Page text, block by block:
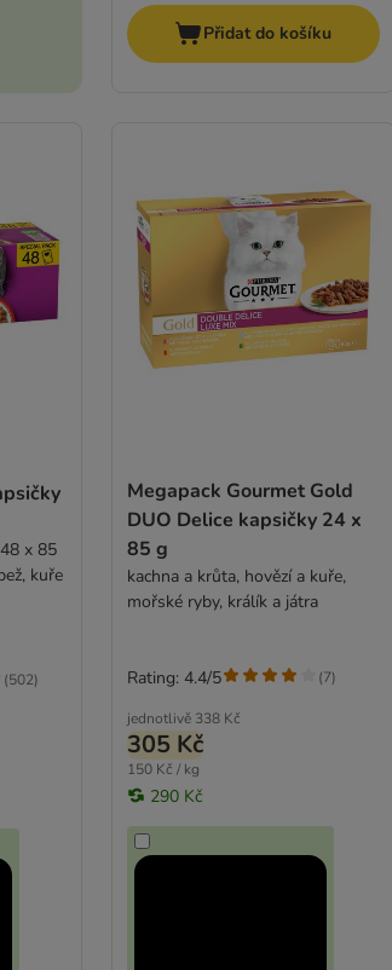
Přidat do košíku
x 85
kuře
(502)
Megapack Gourmet Gold
DUO Delice kapsičky 24 x
85 g
kachna a krůta, hovězí a kuře,
mořské ryby, králík a játra
jednotlivě 338 Kč
305 Kč
150 Kč / kg
290 Kč
Rating: 4.4/5 (7)